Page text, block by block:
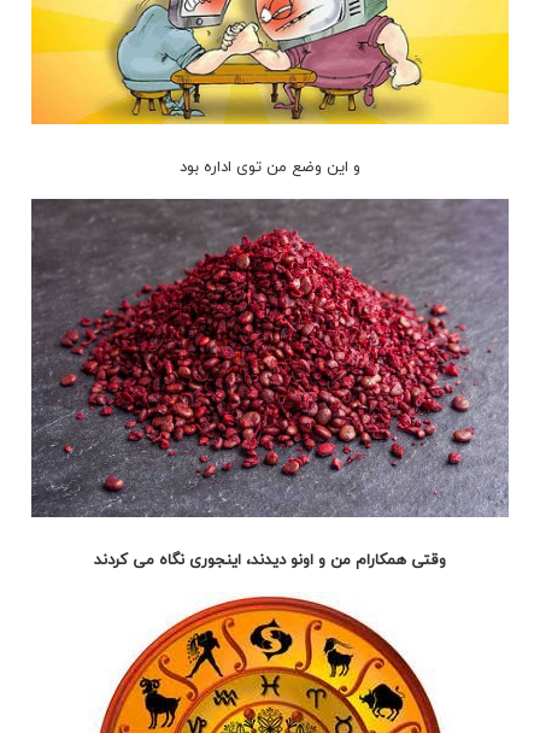
و این وضع من توی اداره بود
وقتی همکارام من و اونو دیدند، اینجوری نگاه می کردند